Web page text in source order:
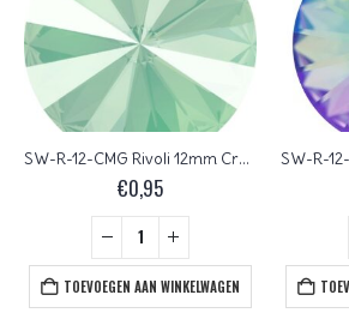
SW-R-12-CMG Rivoli 12mm Crystal Mint Green
€0,95
TOEVOEGEN AAN WINKELWAGEN